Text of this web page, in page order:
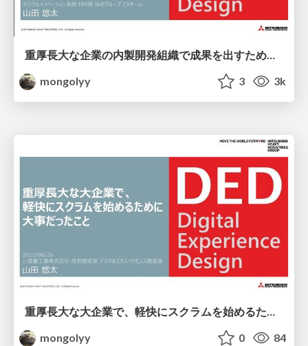
重厚長大な企業の内製開発組織で成果を出すためのサーバーレスアーキテクチャ / ServerlessDays Tokyo 2023
mongolyy
3 3k
重厚長大な大企業で、軽快にスクラムを始めるために大事だったこと / Scrum Fest Osaka 2021
mongolyy
0 84